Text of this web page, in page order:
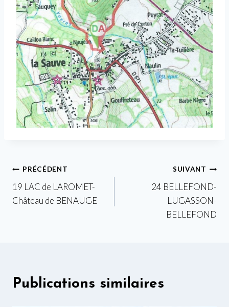
Navigation
de
PRÉCÉDENT
19 LAC de LAROMET-
Château de BENAUGE
SUIVANT
24 BELLEFOND-
LUGASSON-
BELLEFOND
Publications similaires